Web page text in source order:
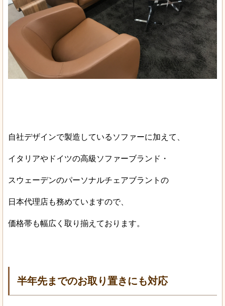
自社デザインで製造しているソファーに加えて、
イタリアやドイツの高級ソファーブランド・
スウェーデンのパーソナルチェアブラントの
日本代理店も務めていますので、
価格帯も幅広く取り揃えております。
半年先までのお取り置きにも対応